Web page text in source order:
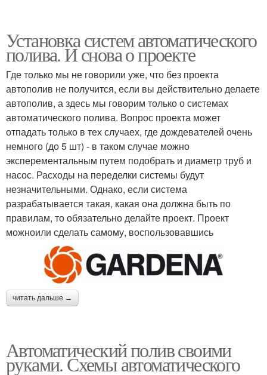
Установка систем автоматического
полива. И снова о проекте
Где только мы не говорили уже, что без проекта
автополив не получится, если вы действительно делаете
автополив, а здесь мы говорим только о системах
автоматического полива. Вопрос проекта может
отпадать только в тех случаех, где дождевателей очень
немного (до 5 шт) - в таком случае можно
эксперементальным путем подобрать и диаметр труб и
насос. Расходы на переделки системы будут
незначительными. Однако, если система
разрабатывается такая, какая она должна быть по
правилам, то обязательно делайте проект. Проект
можноили сделать самому, воспользовавшись
читать дальше →
Автоматический полив своими
руками. Схемы автоматического